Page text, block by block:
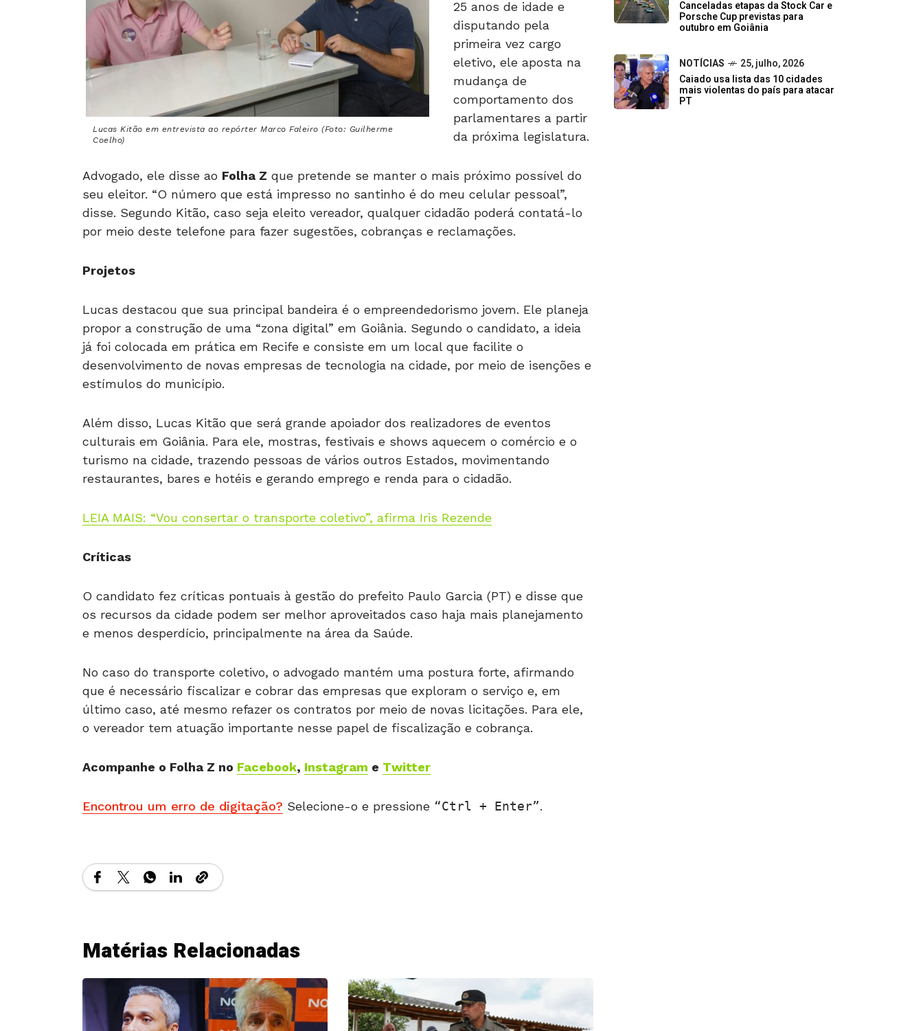
Lucas Kitão em entrevista ao repórter Marco Faleiro (Foto: Guilherme
Coelho)
25 anos de idade e
disputando pela
primeira vez cargo
eletivo, ele aposta na
mudança de
comportamento dos
parlamentares a partir
da próxima legislatura.
Advogado, ele disse ao Folha Z que pretende se manter o mais próximo possível do
seu eleitor. “O número que está impresso no santinho é do meu celular pessoal”,
disse. Segundo Kitão, caso seja eleito vereador, qualquer cidadão poderá contatá-lo
por meio deste telefone para fazer sugestões, cobranças e reclamações.
Projetos
Lucas destacou que sua principal bandeira é o empreendedorismo jovem. Ele planeja
propor a construção de uma “zona digital” em Goiânia. Segundo o candidato, a ideia
já foi colocada em prática em Recife e consiste em um local que facilite o
desenvolvimento de novas empresas de tecnologia na cidade, por meio de isenções e
estímulos do município.
Além disso, Lucas Kitão que será grande apoiador dos realizadores de eventos
culturais em Goiânia. Para ele, mostras, festivais e shows aquecem o comércio e o
turismo na cidade, trazendo pessoas de vários outros Estados, movimentando
restaurantes, bares e hotéis e gerando emprego e renda para o cidadão.
LEIA MAIS: “Vou consertar o transporte coletivo”, afirma Iris Rezende
Críticas
O candidato fez críticas pontuais à gestão do prefeito Paulo Garcia (PT) e disse que
os recursos da cidade podem ser melhor aproveitados caso haja mais planejamento
e menos desperdício, principalmente na área da Saúde.
No caso do transporte coletivo, o advogado mantém uma postura forte, afirmando
que é necessário fiscalizar e cobrar das empresas que exploram o serviço e, em
último caso, até mesmo refazer os contratos por meio de novas licitações. Para ele,
o vereador tem atuação importante nesse papel de fiscalização e cobrança.
Acompanhe o Folha Z no Facebook, Instagram e Twitter
Encontrou um erro de digitação? Selecione-o e pressione Ctrl + Enter .
Matérias Relacionadas
Canceladas etapas da Stock Car e
Porsche Cup previstas para
outubro em Goiânia
NOTÍCIAS
25, julho, 2026
Caiado usa lista das 10 cidades
mais violentas do país para atacar
PT